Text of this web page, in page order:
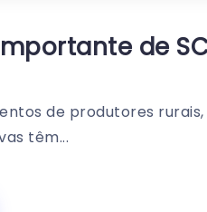
de
de produtores rurais,
têm...